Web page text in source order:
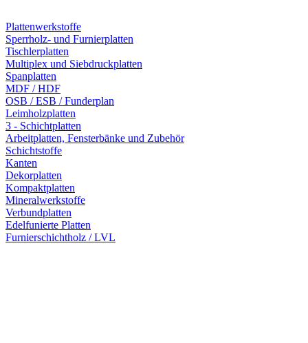
Plattenwerkstoffe
Sperrholz- und Furnierplatten
Tischlerplatten
Multiplex und Siebdruckplatten
Spanplatten
MDF / HDF
OSB / ESB / Funderplan
Leimholzplatten
3 - Schichtplatten
Arbeitplatten, Fensterbänke und Zubehör
Schichtstoffe
Kanten
Dekorplatten
Kompaktplatten
Mineralwerkstoffe
Verbundplatten
Edelfunierte Platten
Furnierschichtholz / LVL